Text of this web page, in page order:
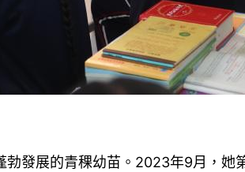
勃發展的青稞幼苗。2023年9月，